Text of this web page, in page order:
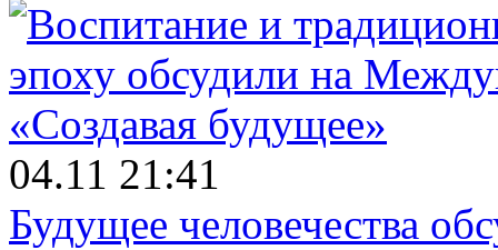
04.11 21:41
Будущее человечества